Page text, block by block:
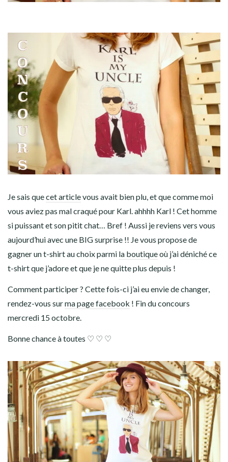
Je sais quecet articlevous avait bien plu, et que comme moi
vous aviez pas mal craqué pour Karl. ahhhh Karl ! Cet homme
si puissant et son pitit chat… Bref ! Aussi je reviens vers vous
aujourd’hui avec une BIG surprise !! Je vous propose de
gagner un t-shirt au choix parmi la boutiqueoù j’ai déniché ce
t-shirt que j’adore et que je ne quitte plus depuis !
Comment participer ? Cette fois-ci j’ai eu envie de changer,
rendez-vous surma page facebook ! Fin du concours
mercredi 15 octobre.
Bonne chance à toutes ♡ ♡ ♡